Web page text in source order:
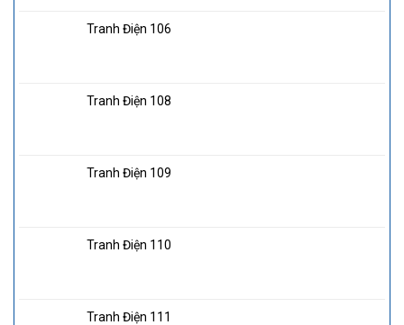
Tranh Điện 106
Tranh Điện 108
Tranh Điện 109
Tranh Điện 110
Tranh Điện 111